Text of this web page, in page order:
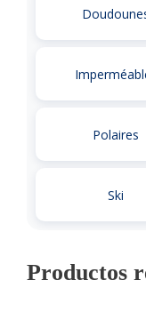
Polaires
Ski
Productos